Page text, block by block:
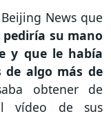
News que
su mano
y que le había
algo más de
obtener de
vídeo de sus